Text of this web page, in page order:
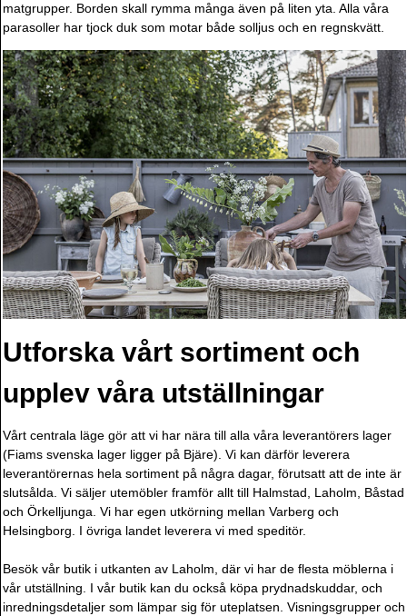
matgrupper. Borden skall rymma många även på liten yta. Alla våra
parasoller har tjock duk som motar både solljus och en regnskvätt.
Utforska vårt sortiment och
upplev våra utställningar
Vårt centrala läge gör att vi har nära till alla våra leverantörers lager
(Fiams svenska lager ligger på Bjäre). Vi kan därför leverera
leverantörernas hela sortiment på några dagar, förutsatt att de inte är
slutsålda. Vi säljer utemöbler framför allt till Halmstad, Laholm, Båstad
och Örkelljunga. Vi har egen utkörning mellan Varberg och
Helsingborg. I övriga landet leverera vi med speditör.
Besök vår butik i utkanten av Laholm, där vi har de flesta möblerna i
vår utställning. I vår butik kan du också köpa prydnadskuddar, och
inredningsdetaljer som lämpar sig för uteplatsen. Visningsgrupper och